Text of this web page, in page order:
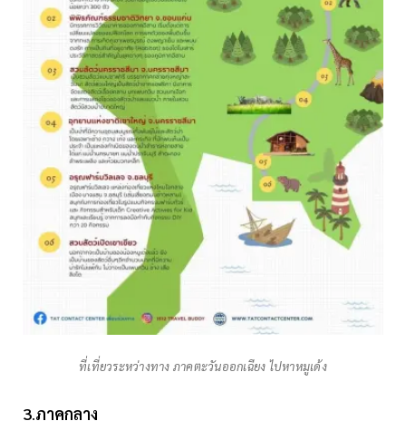
ที่เที่ยวระหว่างทาง ภาคตะวันออกเฉียง ไปหาหมูเด้ง
3.ภาคกลาง